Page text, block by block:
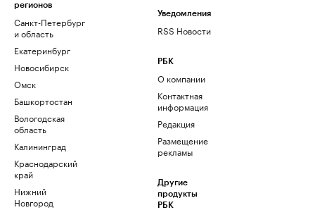
регионов
Санкт-Петербург
и область
Екатеринбург
Новосибирск
Омск
Башкортостан
Вологодская
область
Калининград
Краснодарский
край
Нижний
Новгород
Уведомления
RSS Новости
РБК
О компании
Контактная
информация
Редакция
Размещение
рекламы
Другие
продукты
РБК